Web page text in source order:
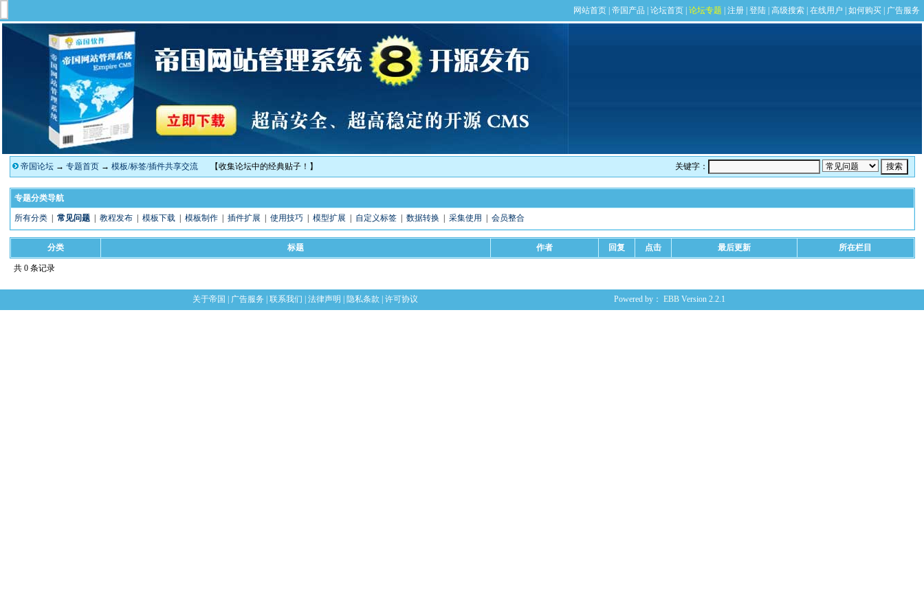
帝国论坛→ 专题首页→ 模板/标签/插件共享交流【收集论坛中的经典贴子！】 关键字：
专题分类导航
所有分类| 常见问题| 教程发布| 模板下载| 模板制作| 插件扩展 使用技巧| 模型扩展 自定义标签| 数据转换 采集使用 会员整合
分类 标题 作者 回复 点击 最后更新 所在栏目
共 0 条记录
关于帝国 广告服务 联系我们 法律声明 隐私条款 许可协议 Powered by： EBB Version 2.2.1